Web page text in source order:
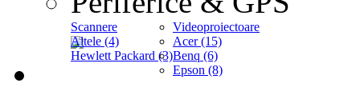
Scannere
Altele (4)
Hewlett Packard (3)
Videoproiectoare
Acer (15)
Benq (6)
Epson (8)